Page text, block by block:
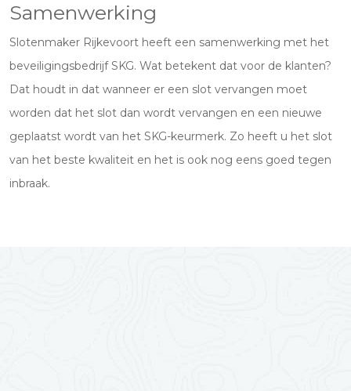
Samenwerking
Slotenmaker Rijkevoort heeft een samenwerking met het
beveiligingsbedrijf SKG. Wat betekent dat voor de klanten?
Dat houdt in dat wanneer er een slot vervangen moet
worden dat het slot dan wordt vervangen en een nieuwe
geplaatst wordt van het SKG-keurmerk. Zo heeft u het slot
van het beste kwaliteit en het is ook nog eens goed tegen
inbraak.